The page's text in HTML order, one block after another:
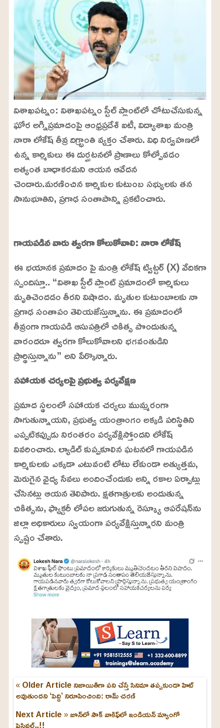
విశాఖపట్నం: విశాఖపట్నం స్టీల్ ప్లాంట్‌లో చోటుచేసుకున్న
ఘోర అగ్నిప్రమాదంపై ఆంధ్రప్రదేశ్ ఐటీ, విద్యాశాఖ మంత్రి
నారా లోకేష్ తీవ్ర దిగ్భ్రాంతి వ్యక్తం చేశారు. విధి నిర్వహణలో
ఉన్న కార్మికులు ఈ దుర్ఘటనలో ప్రాణాలు కోల్పోవడం
అత్యంత బాధాకరమని ఆయన ఆవేదన
చెందారు.మరణించిన కార్మికుల కుటుంబ సభ్యులకు తన
సానుభూతిని, ప్రగాఢ సంతాపాన్ని ప్రకటించారు.
n
t
e
a
d
:
2
4
.
6
3
%
గాయపడిన వారు త్వరగా కోలుకోవాలి: నారా లోకేష్
ఈ భయానక ప్రమాదం పై మంత్రి లోకేష్ ట్విట్టర్ (X) వేదికగా
స్పందిస్తూ.. “విశాఖ స్టీల్ ప్లాంట్ ప్రమాదంలో కార్మికులు
మృతిచెందడం తీరని విషాదం. మృతుల కుటుంబాలకు నా
ప్రగాఢ సంతాపం తెలియజేస్తున్నాను. ఈ ప్రమాదంలో
తీవ్రంగా గాయపడి ఆసుపత్రిలో చికిత్స పొందుతున్న
వారందరూ త్వరగా కోలుకోవాలని భగవంతుడిని
ప్రార్థిస్తున్నాను” అని పేర్కొన్నారు.
సహాయక చర్యలపై ప్రభుత్వ పర్యవేక్షణ
ప్రమాద స్థలంలో సహాయక చర్యలు ముమ్మరంగా
సాగుతున్నాయని, ప్రభుత్వ యంత్రాంగం అక్కడి పరిస్థితిని
ఎప్పటికప్పుడు నిరంతరం పర్యవేక్షిస్తోందని లోకేష్
వివరించారు. ల్యాడిల్ కుప్పకూలిన ఘటనలో గాయపడిన
కార్మికులకు ఎక్కడా ఎటువంటి లోటు లేకుండా అత్యుత్తమ,
మెరుగైన వైద్య సేవలు అందించేందుకు అన్ని రకాల ఏర్పాట్లు
చేసినట్లు ఆయన తెలిపారు. క్షతగాత్రులకు అందుతున్న
చికిత్సను, ఫ్యాక్టరీ లోపల జరుగుతున్న రెస్క్యూ ఆపరేషన్‌ను
జిల్లా అధికారులు స్వయంగా పర్యవేక్షిస్తున్నారని మంత్రి
స్పష్టం చేశారు.
« Older Articleనిజాయితీగా పని చేస్తే సినిమా తప్పకుండా హిట్
అవుతుందని ‘పెద్ది’ నిరూపించింది: రామ్ చరణ్
Next Article »జూన్‌లో సౌక్ వాకిఫ్‌లో ఇండియన్ మ్యాంగో
ఫెస్టివల్..!!